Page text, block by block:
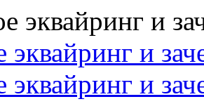
эквайринг и
эквайринг и